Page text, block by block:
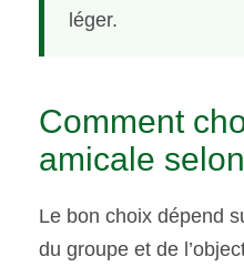
léger.
Comment
amicale
Le bon choix dépend
du groupe et de